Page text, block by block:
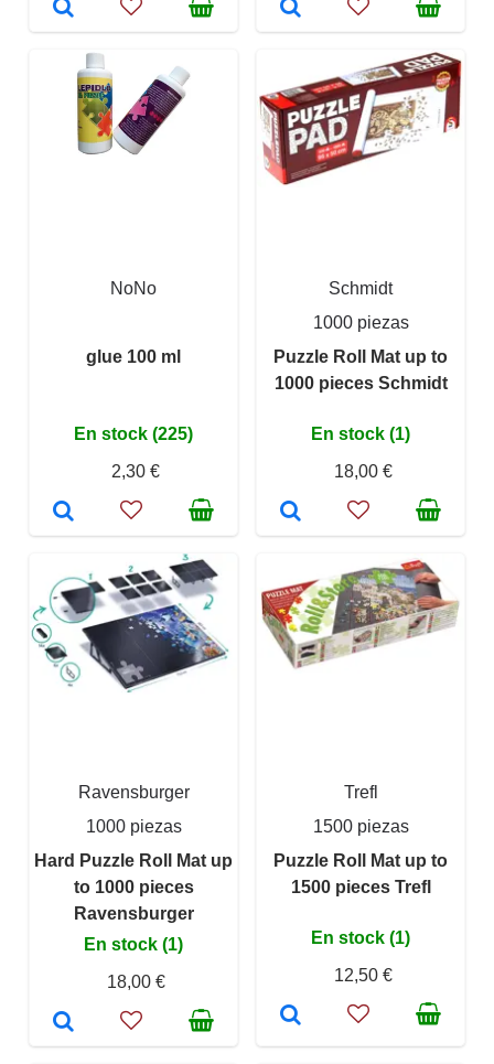
NoNo
glue 100 ml
En stock (225)
2,30 €
Schmidt
1000 piezas
Puzzle Roll Mat up to
1000 pieces Schmidt
En stock (1)
18,00 €
Ravensburger
1000 piezas
Hard Puzzle Roll Mat up
to 1000 pieces
Ravensburger
En stock (1)
18,00 €
Trefl
1500 piezas
Puzzle Roll Mat up to
1500 pieces Trefl
En stock (1)
12,50 €